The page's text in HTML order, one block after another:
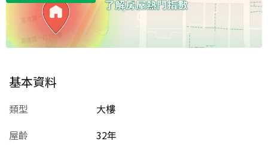
基本資料
類型
大樓
屋齡
32年